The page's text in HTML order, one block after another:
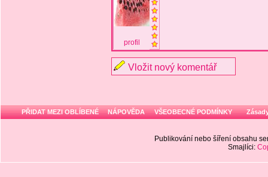
profil
Vložit nový komentář
PŘIDAT MEZI OBLÍBENÉ NÁPOVĚDA VŠEOBECNÉ PODMÍNKY
Publikování nebo šíření obsahu
Smajlíci: